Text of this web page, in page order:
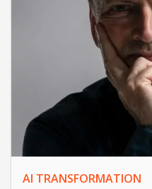
AI TRANSFORMATION